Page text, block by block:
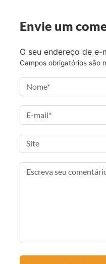
o
r
r
m
l
Envie um
O seu endereço de
Campos obrigatórios são